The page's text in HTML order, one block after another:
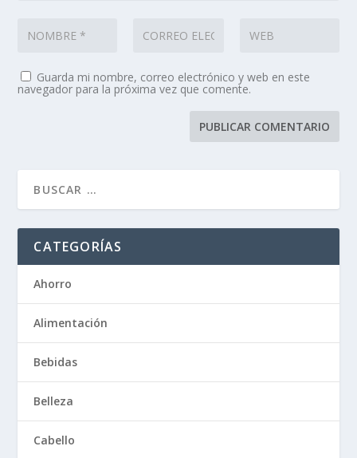
Guarda mi nombre, correo electrónico y web en este
navegador para la próxima vez que comente.
CATEGORÍAS
Ahorro
Alimentación
Bebidas
Belleza
Cabello